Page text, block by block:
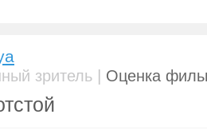
зритель | Оценка